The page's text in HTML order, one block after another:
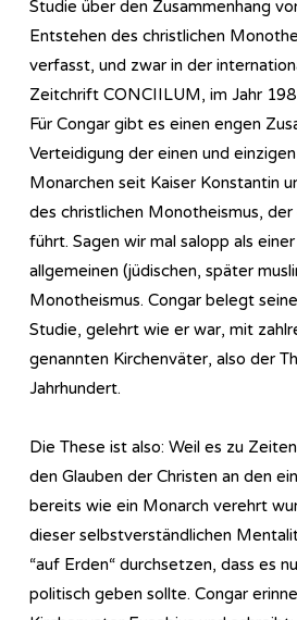
Studie über den Zusammenhang
Entstehen des christlichen
verfasst, und zwar in der
Zeitchrift CONCIILUM, im Jahr
Für Congar gibt es einen engen
Verteidigung der einen und
Monarchen seit Kaiser Konstantin
des christlichen Monotheismus, der
führt. Sagen wir mal salopp als
allgemeinen (jüdischen, später
Monotheismus. Congar belegt
Studie, gelehrt wie er war, mit
genannten Kirchenväter, also der
Jahrhundert.
Die These ist also: Weil es zu
den Glauben der Christen an den
bereits wie ein Monarch verehrt
dieser selbstverständlichen
“auf Erden“ durchsetzen, dass es
politisch geben sollte. Congar